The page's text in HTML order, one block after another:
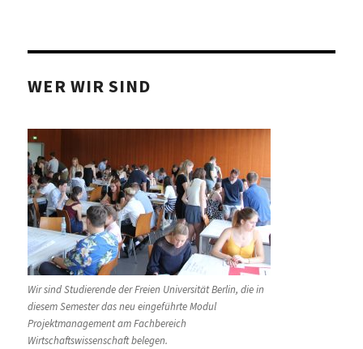
WER WIR SIND
Wir sind Studierende der Freien Universität Berlin, die in
diesem Semester das neu eingeführte Modul
Projektmanagement am Fachbereich
Wirtschaftswissenschaft belegen.